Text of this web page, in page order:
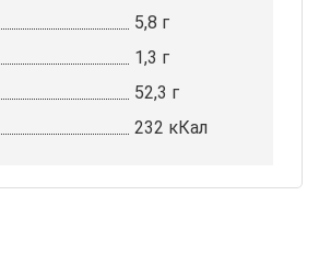
5,8 г
1,3 г
52,3 г
232 кКал